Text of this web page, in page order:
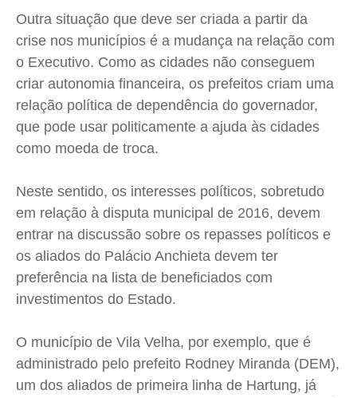
Outra situação que deve ser criada a partir da
crise nos municípios é a mudança na relação com
o Executivo. Como as cidades não conseguem
criar autonomia financeira, os prefeitos criam uma
relação política de dependência do governador,
que pode usar politicamente a ajuda às cidades
como moeda de troca.
Neste sentido, os interesses políticos, sobretudo
em relação à disputa municipal de 2016, devem
entrar na discussão sobre os repasses políticos e
os aliados do Palácio Anchieta devem ter
preferência na lista de beneficiados com
investimentos do Estado.
O município de Vila Velha, por exemplo, que é
administrado pelo prefeito Rodney Miranda (DEM),
um dos aliados de primeira linha de Hartung, já